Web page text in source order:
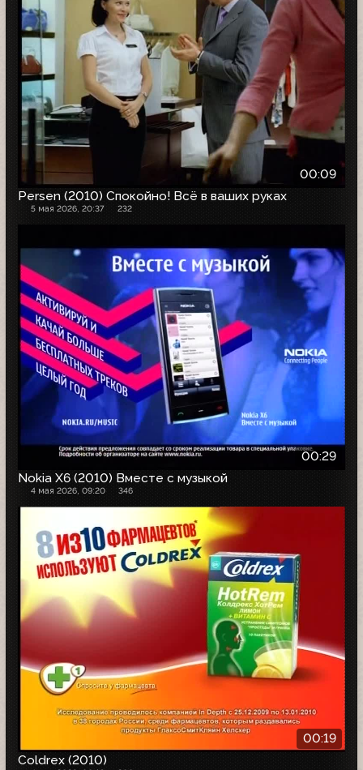
00:09
Persen (2010) Спокойно! Всё в ваших руках
5 мая 2026, 20:37 232
00:29
Nokia X6 (2010) Вместе с музыкой
4 мая 2026, 09:20 346
00:19
Coldrex (2010)